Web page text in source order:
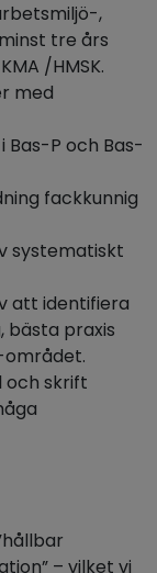
,
tre års
/HMSK.
med
P och Bas-
fackkunnig
systematiskt
att identifiera
bästa praxis
området.
och skrift
– vilket vi